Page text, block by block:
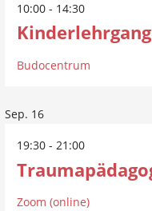
10:00- 14:30
Budocentrum
Sep. 16
19:30- 21:00
Zoom (online)